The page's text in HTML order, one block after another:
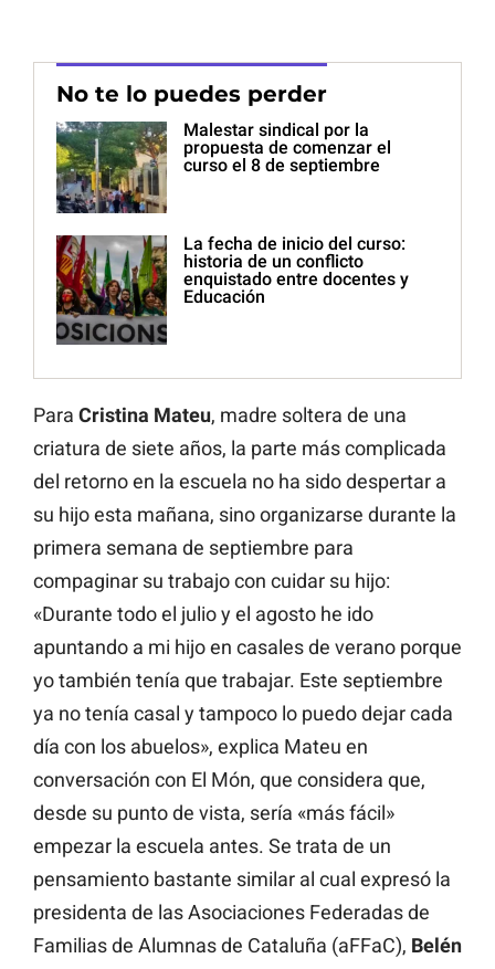
No te lo puedes perder
Malestar sindical por la
propuesta de comenzar el
curso el 8 de septiembre
La fecha de inicio del curso:
historia de un conflicto
enquistado entre docentes y
Educación
Para Cristina Mateu, madre soltera de una
criatura de siete años, la parte más complicada
del retorno en la escuela no ha sido despertar a
su hijo esta mañana, sino organizarse durante la
primera semana de septiembre para
compaginar su trabajo con cuidar su hijo:
«Durante todo el julio y el agosto he ido
apuntando a mi hijo en casales de verano porque
yo también tenía que trabajar. Este septiembre
ya no tenía casal y tampoco lo puedo dejar cada
día con los abuelos», explica Mateu en
conversación con El Món, que considera que,
desde su punto de vista, sería «más fácil»
empezar la escuela antes. Se trata de un
pensamiento bastante similar al cual expresó la
presidenta de las Asociaciones Federadas de
Familias de Alumnas de Cataluña (aFFaC), Belén